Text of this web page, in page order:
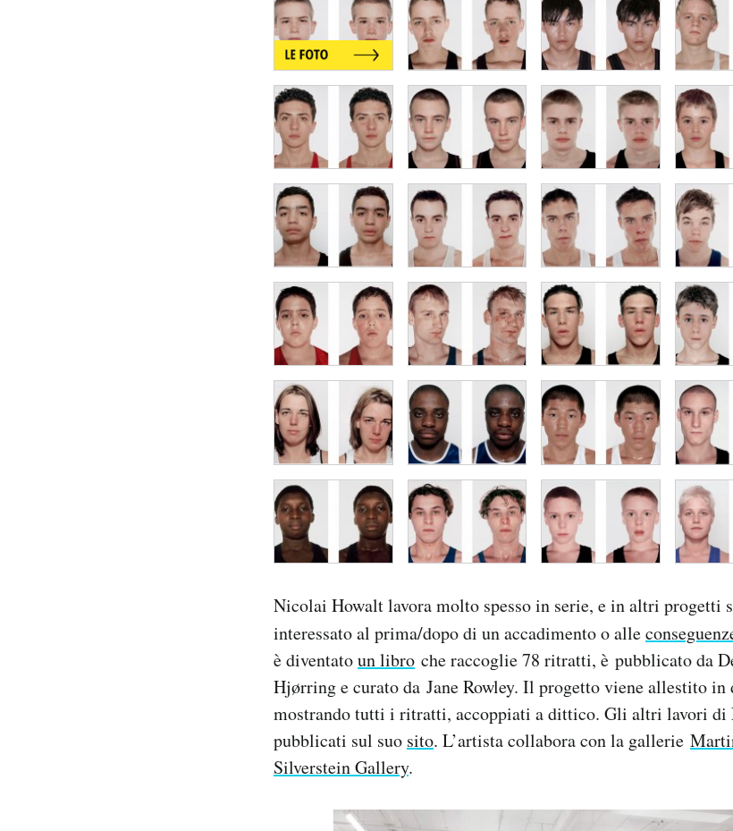
Nicolai Howalt lavora molto spesso in serie, e in altri progetti
interessato al prima/dopo di un accadimento o alle
è diventatoun libro che raccoglie 78 ritratti, è pubblicato da
Hjørring e curato da Jane Rowley. Il progetto viene allestito
mostrando tutti i ritratti, accoppiati a dittico. Gli altri lavori di
pubblicati sul suo sito. L’artista collabora con la gallerie
Silverstein Gallery.